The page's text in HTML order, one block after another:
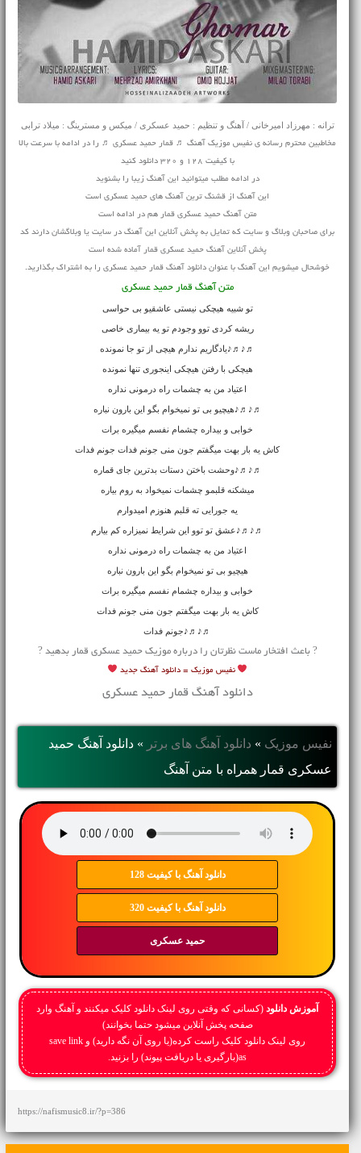
ترانه : مهرزاد امیرخانی / آهنگ و تنظیم : حمید عسکری / میکس و مسترینگ : میلاد ترابی
مخاطبین محترم رسانه ی نفیس موزیک آهنگ ♬ قمار حمید عسکری ♬ را در ادامه با سرعت بالا
با کیفیت 128 و 320 دانلود کنید
در ادامه مطلب میتوانید این آهنگ زیبا را بشنوید
این آهنگ از قشنگ ترین آهنگ های حمید عسکری است
متن آهنگ حمید عسکری قمار هم در ادامه است
برای صاحبان وبلاگ و سایت که تمایل به پخش آنلاین این آهنگ در سایت یا وبلاگشان دارند کد
پخش آنلاین آهنگ حمید عسکری قمار آماده شده است
خوشحال میشویم این آهنگ با عنوان دانلود آهنگ قمار حمید عسکری را به اشتراک بگذارید.
متن آهنگ قمار حمید عسکری
تو شبیه هیچکی نیستی عاشقیو بی حواسی
ریشه کردی توو وجودم تو یه بیماری خاصی
♬♪♬♪یادگاریم ندارم هیچی از تو جا نمونده
هیچکی با رفتن هیچکی اینجوری تنها نمونده
اعتیاد من به چشمات راه درمونی نداره
♬♪♬♪هیچیو بی تو نمیخوام بگو این بارون نباره
خوابی و بیداره چشمام نفسم میگیره برات
کاش یه بار بهت میگفتم جون منی جونم فدات جونم فدات
♬♪♬♪وحشت باختن دستات بدترین جای قماره
میشکنه قلبمو چشمات نمیخواد به روم بیاره
یه جورایی ته قلبم هنوزم امیدوارم
♬♪♬♪عشق تو توو این شرایط نمیزاره کم بیارم
اعتیاد من به چشمات راه درمونی نداره
هیچیو بی تو نمیخوام بگو این بارون نباره
خوابی و بیداره چشمام نفسم میگیره برات
کاش یه بار بهت میگفتم جون منی جونم فدات
♬♪♬♪جونم فدات
? باعث افتخار ماست نظرتان را درباره موزیک حمید عسکری قمار بدهید ?
نفیس موزیک =دانلود آهنگ جدید
دانلود آهنگ قمار حمید عسکری
نفیس موزیک » دانلود آهنگ های برتر » دانلود آهنگ حمید
عسکری قمار همراه با متن آهنگ
دانلود آهنگ با کیفیت 128
دانلود آهنگ با کیفیت 320
حمید عسکری
آموزش دانلود(کسانی که وقتی روی لینک دانلود کلیک میکنند و آهنگ وارد
صفحه پخش آنلاین میشود حتما بخوانند)
روی لینک دانلود کلیک راست کرده(یا روی آن نگه دارید) و save link
as(بارگیری یا دریافت پیوند) را بزنید.
https://nafismusic8.ir/?p=386